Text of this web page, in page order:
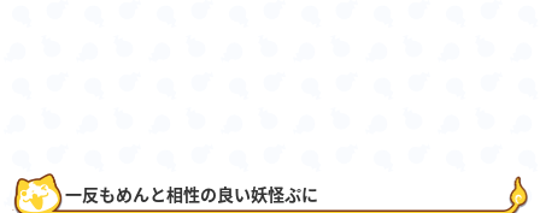
一反もめんと相性の良い妖怪ぷに